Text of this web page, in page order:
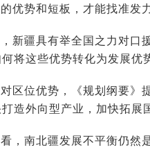
优势和短板，才能找准发
新疆具有举全国之力对口
将这些优势转化为发展优
区位优势，《规划纲要》
造外向型产业，加快拓展
，南北疆发展不平衡仍然